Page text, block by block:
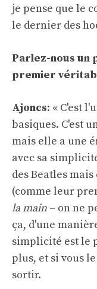
je pense que le
le dernier des
Parlez-nous un
premier
Ajoncs: « C'est
basiques. C'est
mais elle a une
avec sa
des Beatles
(comme leur
la main – on ne
ça, d'une
simplicité est le
plus, et si vous
sortir.